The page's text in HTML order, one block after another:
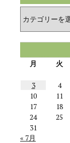
テ
ゴ
リ
月
火
3
4
10
11
17
18
24
25
31
« 7月